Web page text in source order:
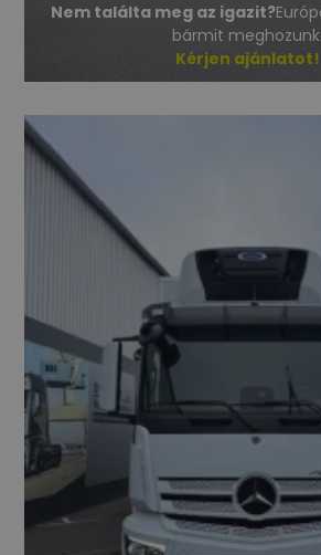
Nem találta meg az igazit?
bármit meghozunk.
Kérjen ajánlatot!